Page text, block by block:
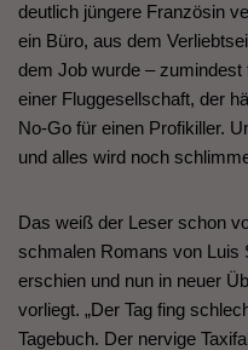
deutlich jüngere Französin
ein Büro, aus dem
dem Job wurde – zumindest
einer Fluggesellschaft, der
No-Go für einen Profikiller.
und alles wird noch
Das weiß der Leser schon
schmalen Romans von Luis
erschien und nun in neuer
vorliegt. „Der Tag fing
Tagebuch. Der nervige